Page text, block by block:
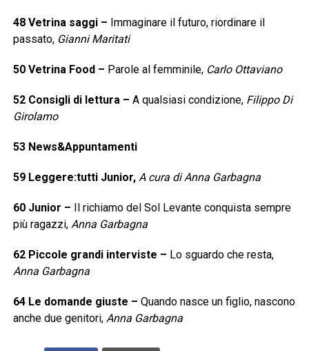
48 Vetrina saggi– Immaginare il futuro, riordinare il
passato, Gianni Maritati
50 Vetrina Food – Parole al femminile, Carlo Ottaviano
52 Consigli di lettura– A qualsiasi condizione, Filippo Di
Girolamo
53 News&Appuntamenti
59 Leggere:tutti Junior, A cura di Anna Garbagna
60 Junior –
Il richiamo del Sol Levante conquista sempre
più ragazzi, Anna Garbagna
62 Piccole grandi interviste – Lo sguardo che resta,
Anna Garbagna
64 Le domande giuste – Quando nasce un figlio, nascono
anche due genitori, Anna Garbagna